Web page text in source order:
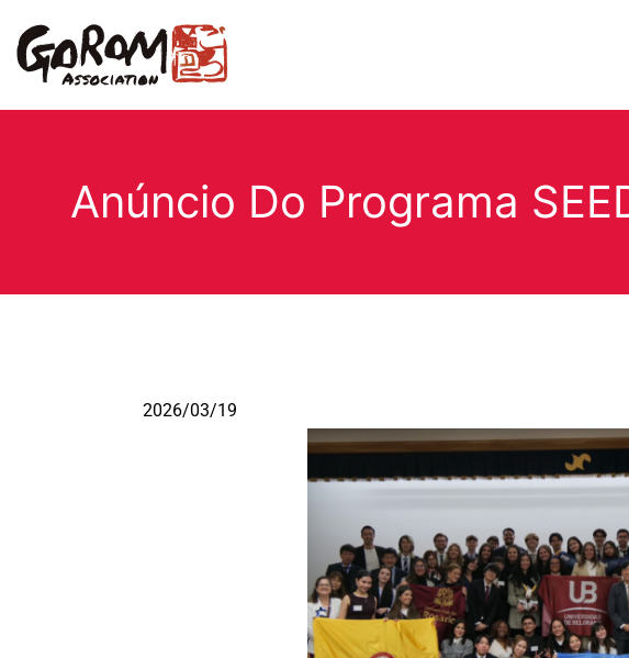
Anúncio Do Programa
2026/03/19